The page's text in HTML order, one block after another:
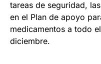
tareas de seguridad,
en el Plan de apoyo
medicamentos a todo
diciembre.